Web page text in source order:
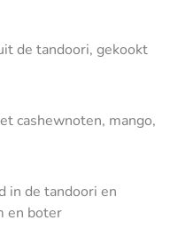
de tandoori, gekookt
cashewnoten, mango,
in de tandoori en
en boter